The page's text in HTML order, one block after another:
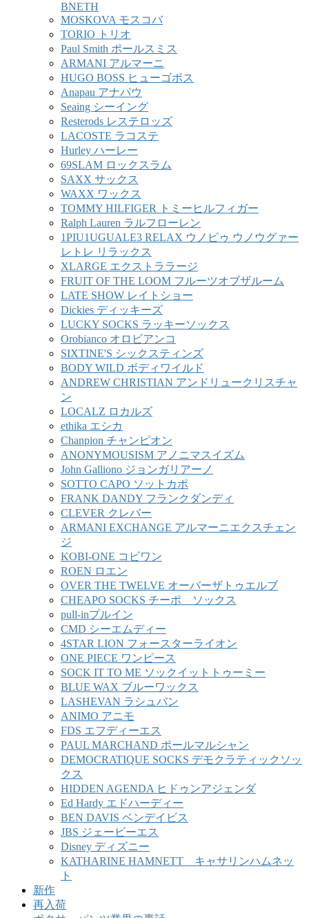
BNETH
MOSKOVA モスコバ
TORIO トリオ
Paul Smith ポールスミス
ARMANI アルマーニ
HUGO BOSS ヒューゴボス
Anapau アナパウ
Seaing シーイング
Resterods レステロッズ
LACOSTE ラコステ
Hurley ハーレー
69SLAM ロックスラム
SAXX サックス
WAXX ワックス
TOMMY HILFIGER トミーヒルフィガー
Ralph Lauren ラルフローレン
1PIU1UGUALE3 RELAX ウノピゥ ウノウグァー
レトレ リラックス
XLARGE エクストララージ
FRUIT OF THE LOOM フルーツオブザルーム
LATE SHOW レイトショー
Dickies ディッキーズ
LUCKY SOCKS ラッキーソックス
Orobianco オロビアンコ
SIXTINE'S シックスティンズ
BODY WILD ボディワイルド
ANDREW CHRISTIAN アンドリュークリスチャ
ン
LOCALZ ロカルズ
ethika エシカ
Chanpion チャンピオン
ANONYMOUSISM アノニマスイズム
John Galliono ジョンガリアーノ
SOTTO CAPO ソットカポ
FRANK DANDY フランクダンディ
CLEVER クレバー
ARMANI EXCHANGE アルマーニエクスチェン
ジ
KOBI-ONE コビワン
ROEN ロエン
OVER THE TWELVE オーバーザトゥエルブ
CHEAPO SOCKS チーポ ソックス
pull-inプルイン
CMD シーエムディー
4STAR LION フォースターライオン
ONE PIECE ワンピース
SOCK IT TO ME ソックイットトゥーミー
BLUE WAX ブルーワックス
LASHEVAN ラシュバン
ANIMO アニモ
FDS エフディーエス
PAUL MARCHAND ポールマルシャン
DEMOCRATIQUE SOCKS デモクラティックソッ
クス
HIDDEN AGENDA ヒドゥンアジェンダ
Ed Hardy エドハーディー
BEN DAVIS ベンデイビス
JBS ジェービーエス
Disney ディズニー
KATHARINE HAMNETT キャサリンハムネッ
ト
新作
再入荷